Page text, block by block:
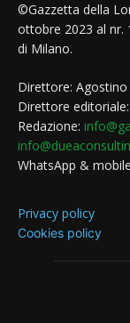
©Gazzetta della
ottobre 2023 al nr.
di Milano.
Direttore:
Direttore
Redazione:
WhatsApp &
Privacy policy
Cookies policy